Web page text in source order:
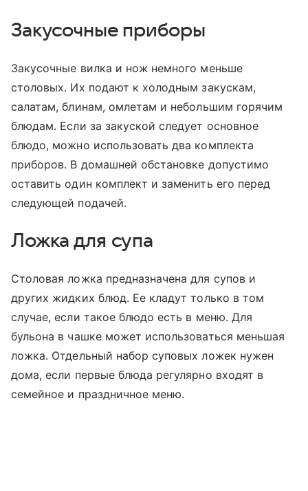
Закусочные приборы
Закусочные вилка и нож немного меньше
столовых. Их подают к холодным закускам,
салатам, блинам, омлетам и небольшим горячим
блюдам. Если за закуской следует основное
блюдо, можно использовать два комплекта
приборов. В домашней обстановке допустимо
оставить один комплект и заменить его перед
следующей подачей.
Ложка для супа
Столовая ложка предназначена для супов и
других жидких блюд. Ее кладут только в том
случае, если такое блюдо есть в меню. Для
бульона в чашке может использоваться меньшая
ложка. Отдельный набор суповых ложек нужен
дома, если первые блюда регулярно входят в
семейное и праздничное меню.